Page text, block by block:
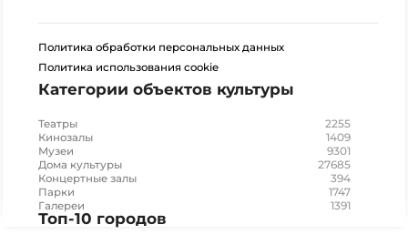
Политика обработки персональных данных
Политика использования cookie
Категории объектов культуры
Театры 2255
Кинозалы 1409
Музеи 9301
Дома культуры 27685
Концертные залы 394
Парки 1747
Галереи 1391
Топ-10 городов